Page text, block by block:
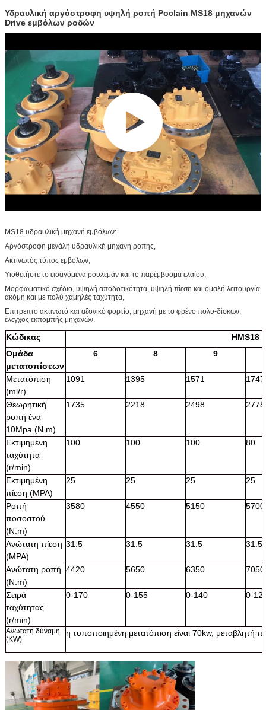
Υδραυλική αργόστροφη υψηλή ροπή Poclain MS18 μηχανών
Drive εμβόλων ροδών
MS18 υδραυλική μηχανή εμβόλων:
Αργόστροφη μεγάλη υδραυλική μηχανή ροπής,
Ακτινωτός τύπος εμβόλων,
Υιοθετήστε το εισαγόμενα ρουλεμάν και το παρέμβυσμα ελαίου,
Μορφωματικό σχέδιο, υψηλή αποδοτικότητα, υψηλή πίεση και ομαλή λειτουργία
ακόμη και με πολύ χαμηλές ταχύτητα,
Επιτρεπτό ακτινωτό και αξονικό φορτίο, μηχανή με το φρένο πολυ-δίσκων,
έλεγχος εκπομπής μηχανών.
Κώδικας
HMS18
Ομάδα
μετατοπίσεων
6 8 9
Μετατόπιση
(ml/r)
1091 1395 1571 1747
Θεωρητική
ροπή ένα
10Mpa (N.m)
1735 2218 2498 2778
Εκτιμημένη
ταχύτητα
(r/min)
100 100 100 80
Εκτιμημένη
πίεση (MPA)
25 25 25 25
Ροπή
ποσοστού
(N.m)
3580 4550 5150 5700
Ανώτατη πίεση
(MPA)
31.5 31.5 31.5 31.5
Ανώτατη ροπή
(N.m)
4420 5650 6350 7050
Σειρά
ταχύτητας
(r/min)
0-170 0-155 0-140 0-
Ανώτατη δύναμη
(KW)
η τυποποιημένη μετατόπιση είναι 70kw, μεταβλητή